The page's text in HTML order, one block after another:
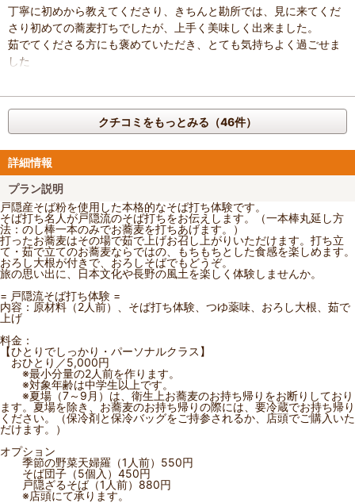
丁寧に初めから教えてくださり、きちんと勘所では、見に来てくだ
さり初めての蕎麦打ちでしたが、上手く美味しく出来ました。
茹でてくださる方にも褒めていただき、とても気持ちよく過ごせま
した
クチコミをもっとみる（46件）
詳細情報
プラン説明
戸隠産そば粉を使用した本格的なそば打ち体験です。
そば打ち名人が戸隠流のそば打ちをお伝えします。（一本棒丸延し方
法：のし棒一本のみでお蕎麦を打ちあげます。）
打ったお蕎麦はその場で茹で上げお召し上がりいただけます。打ち立
て・茹で立てのお蕎麦ならではの、もちもちとした食感を楽しめます。
おろし大根が付きで、おろしそばでもどうぞ。
旅の思い出に、日本文化や長野の風土を楽しく体験しませんか。
= 戸隠流そば打ち体験 =
内容：原材料（2人前）、そば打ち体験、つゆ薬味、おろし大根、茹で
上げ
料金：
【ひとりでしっかり・パーソナルクラス】
おひとり／5,000円
※最小分量の2人前を作ります。
※対象年齢は中学生以上です。
※夏場（7～9月）は、衛生上お蕎麦のお持ち帰りをお断りしており
ます。夏場を除き、お蕎麦のお持ち帰りの際には、要冷蔵でお持ち帰り
ください。（保冷剤と保冷バッグをご持参されるか、店頭でご購入いた
だけます。）
オプション
季節の野菜天婦羅（1人前）550円
そば団子（5個入）450円
戸隠ざるそば（1人前）880円
※店頭にて承ります。